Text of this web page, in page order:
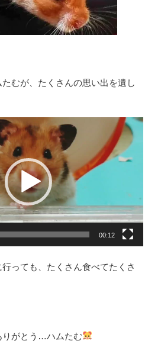
むが、たくさんの思い出を遺し
00:12
っても、たくさん食べてたくさ
りがとう…ハムたむ